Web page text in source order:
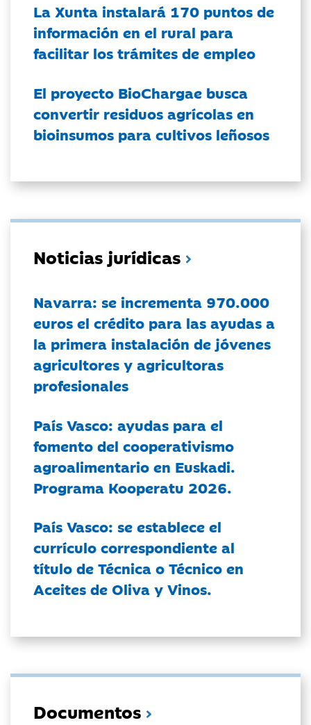
La Xunta instalará 170 puntos de
información en el rural para
facilitar los trámites de empleo
El proyecto BioChargae busca
convertir residuos agrícolas en
bioinsumos para cultivos leñosos
Noticias jurídicas
Navarra: se incrementa 970.000
euros el crédito para las ayudas a
la primera instalación de jóvenes
agricultores y agricultoras
profesionales
País Vasco: ayudas para el
fomento del cooperativismo
agroalimentario en Euskadi.
Programa Kooperatu 2026.
País Vasco: se establece el
currículo correspondiente al
título de Técnica o Técnico en
Aceites de Oliva y Vinos.
Documentos